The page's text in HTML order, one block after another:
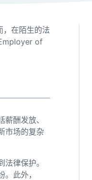
，在陌生的法
of
酬发放、
市场的复杂
律保护。
此外，